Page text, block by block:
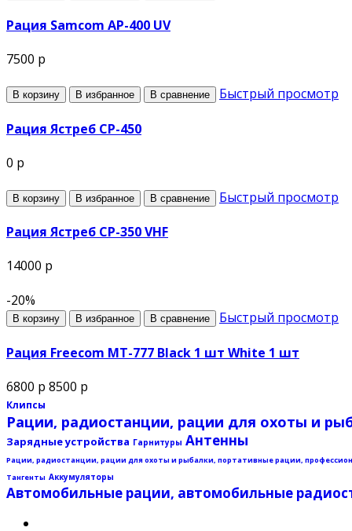
Рация Samcom AP-400 UV
7500 р
В корзину В избранное В сравнение Быстрый просмотр
Рация Ястреб СР-450
0 р
В корзину В избранное В сравнение Быстрый просмотр
Рация Ястреб СР-350 VHF
14000 р
-20%
В корзину В избранное В сравнение Быстрый просмотр
Рация Freecom MT-777 Black 1 шт White 1 шт
6800 р 8500 р
Клипсы
Рации, радиостанции, рации для охоты и
Зарядные устройства Гарнитуры Антенны
Рации, радиостанции, рации для охоты и рыбалки, портативные рации,
Тангенты Аккумуляторы
Автомобильные рации, автомобильные